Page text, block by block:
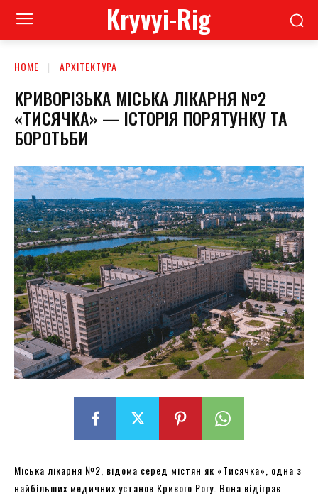
Kryvyi-Rig
HOME АРХІТЕКТУРА
КРИВОРІЗЬКА МІСЬКА ЛІКАРНЯ №2
«ТИСЯЧКА» — ІСТОРІЯ ПОРЯТУНКУ ТА
БОРОТЬБИ
Міська лікарня №2, відома серед містян як «Тисячка», одна з
найбільших медичних установ Кривого Рогу. Вона відіграє